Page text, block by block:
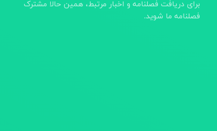
برای دریافت فصلنامه و اخبار مرتبط، همین حالا مشترک
فصلنامه ما شوید.